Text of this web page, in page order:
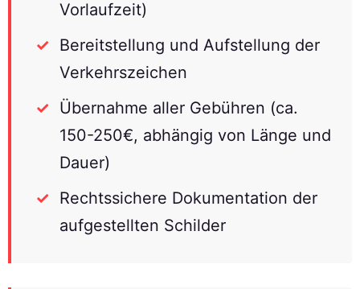
Vorlaufzeit)
Bereitstellung und Aufstellung der
Verkehrszeichen
Übernahme aller Gebühren (ca.
150-250€, abhängig von Länge und
Dauer)
Rechtssichere Dokumentation der
aufgestellten Schilder